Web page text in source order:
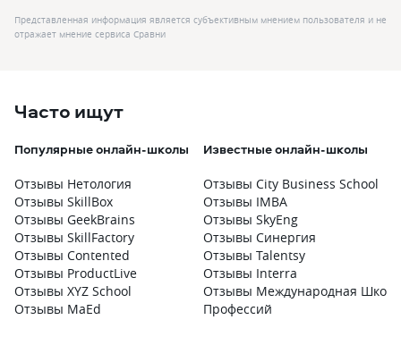
Представленная информация является субъективным мнением пользователя и не
отражает мнение сервиса Сравни
Часто ищут
Популярные онлайн-школы
Отзывы Нетология
Отзывы SkillBox
Отзывы GeekBrains
Отзывы SkillFactory
Отзывы Contented
Отзывы ProductLive
Отзывы XYZ School
Отзывы MaEd
Известные онлайн-школы
Отзывы City Business School
Отзывы IMBA
Отзывы SkyEng
Отзывы Синергия
Отзывы Talentsy
Отзывы Interra
Отзывы Международная Школа
Профессий